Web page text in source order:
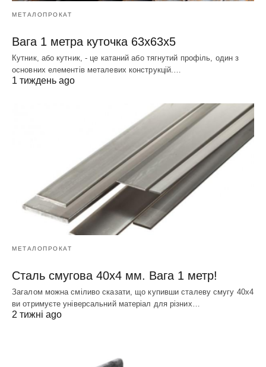
МЕТАЛОПРОКАТ
Вага 1 метра куточка 63х63х5
Кутник, або кутник, - це катаний або тягнутий профіль, один з
основних елементів металевих конструкцій.…
1 тиждень ago
МЕТАЛОПРОКАТ
Сталь смугова 40х4 мм. Вага 1 метр!
Загалом можна сміливо сказати, що купивши сталеву смугу 40х4
ви отримуєте універсальний матеріал для різних…
2 тижні ago